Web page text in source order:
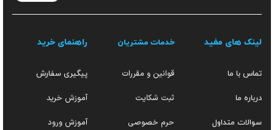
لینک های مفید
تماس با ما
درباره ما
سوالات متداول
خدمات مشتریان
قوانین و مقررات
ثبت شکایت
حرم خصوصی
راهنمای خرید
پیگیری سفارش
آموزش خرید
آموزش ورود